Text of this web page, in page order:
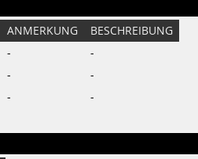
ANMERKUNG
BESCHREIBUNG
-
-
-
-
- -